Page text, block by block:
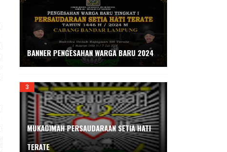
BANNER PENGESAHAN WARGA BARU 2024
MUKADIMAH PERSAUDARAAN SETIA HATI
TERATE